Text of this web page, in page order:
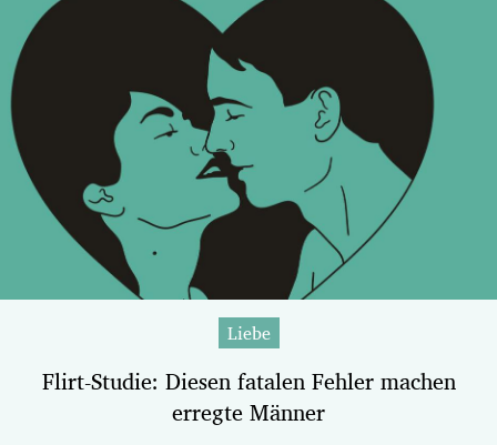
Liebe
Flirt-Studie: Diesen fatalen Fehler machen
erregte Männer